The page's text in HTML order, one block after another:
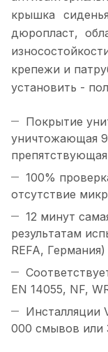
крышка
дюропласт,
крепежи и
установить -
Покрытие
уничтожающая
100%
отсутствие
12 минут
результатам
REFA, Германия)
EN 14055, NF,
Инсталляции
000 смывов или